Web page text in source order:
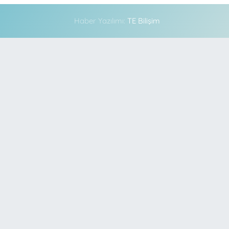
Haber Yazılımı: TE Bilişim